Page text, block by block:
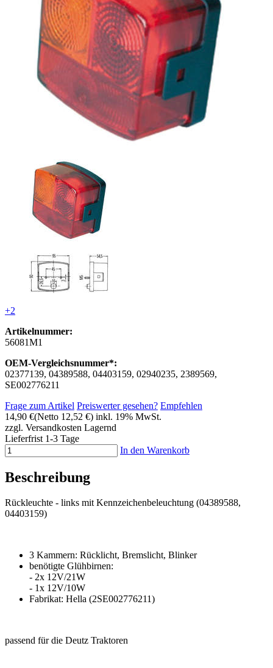
+2
Artikelnummer:
56081M1
OEM-Vergleichsnummer*:
02377139, 04389588, 04403159, 02940235, 2389569,
SE002776211
Frage zum Artikel Preiswerter gesehen? Empfehlen
14,90 €(Netto 12,52 €) inkl. 19% MwSt.
zzgl. Versandkosten Lagernd
Lieferfrist 1-3 Tage
In den Warenkorb
Beschreibung
Rückleuchte - links mit Kennzeichenbeleuchtung (04389588,
04403159)
3 Kammern: Rücklicht, Bremslicht, Blinker
benötigte Glühbirnen:
- 2x 12V/21W
- 1x 12V/10W
Fabrikat: Hella (2SE002776211)
passend für die Deutz Traktoren